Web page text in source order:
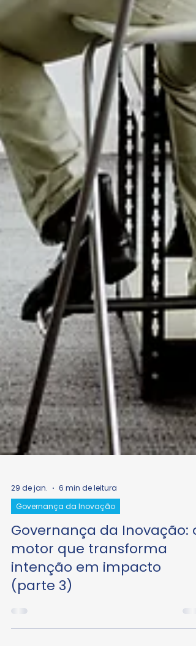
29 de jan.
6 min de leitura
Governança da Inovação
Governança da Inovação: o
motor que transforma
intenção em impacto
(parte 3)